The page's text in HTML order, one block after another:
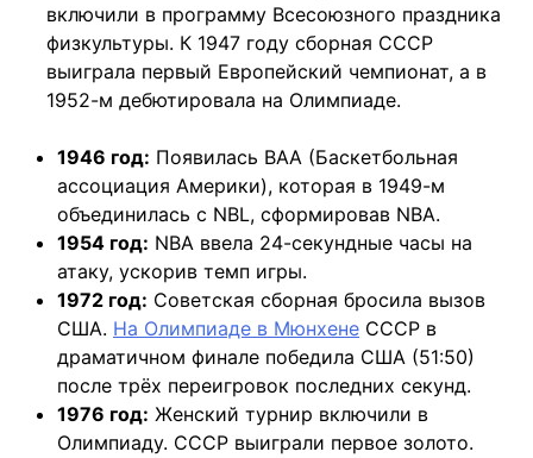
включили в программу Всесоюзного праздника
физкультуры. К 1947 году сборная СССР
выиграла первый Европейский чемпионат, а в
1952-м дебютировала на Олимпиаде.
1946 год: Появилась BAA (Баскетбольная
ассоциация Америки), которая в 1949-м
объединилась с NBL, сформировав NBA.
1954 год: NBA ввела 24-секундные часы на
атаку, ускорив темп игры.
1972 год: Советская сборная бросила вызов
США. На Олимпиаде в Мюнхене СССР в
драматичном финале победила США (51:50)
после трёх переигровок последних секунд.
1976 год: Женский турнир включили в
Олимпиаду. СССР выиграли первое золото.